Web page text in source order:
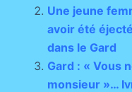
Une jeune
avoir été
dans le Gard
Gard : « Vous
monsieur »…